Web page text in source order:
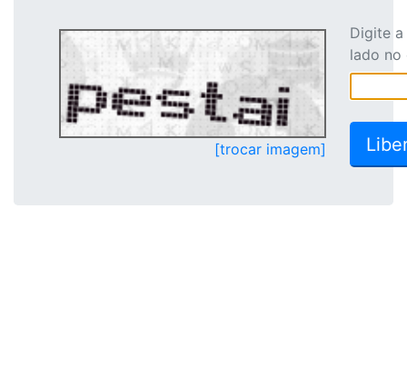
[trocar imagem]
Digite
lado no